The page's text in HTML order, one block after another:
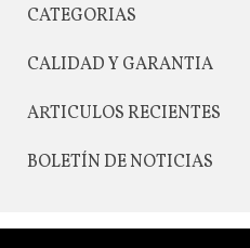
CATEGORIAS
CALIDAD Y GARANTIA
ARTICULOS RECIENTES
BOLETÍN DE NOTICIAS